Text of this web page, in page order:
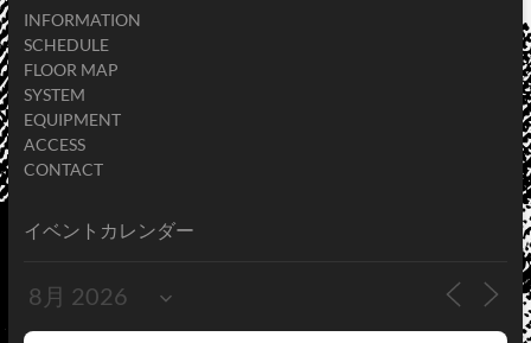
INFORMATION
SCHEDULE
FLOOR MAP
SYSTEM
EQUIPMENT
ACCESS
CONTACT
イベントカレンダー